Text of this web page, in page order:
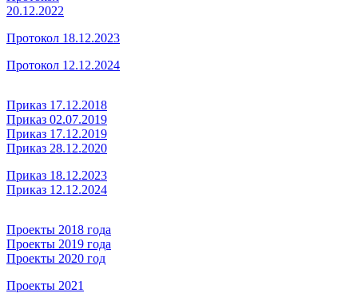
20.12.2022
Протокол 18.12.2023
Протокол 12.12.2024
Приказ 17.12.2018
Приказ 02.07.2019
Приказ 17.12.2019
Приказ 28.12.2020
Приказ 18.12.2023
Приказ 12.12.2024
Проекты 2018 года
Проекты 2019 года
Проекты 2020 год
Проекты 2021